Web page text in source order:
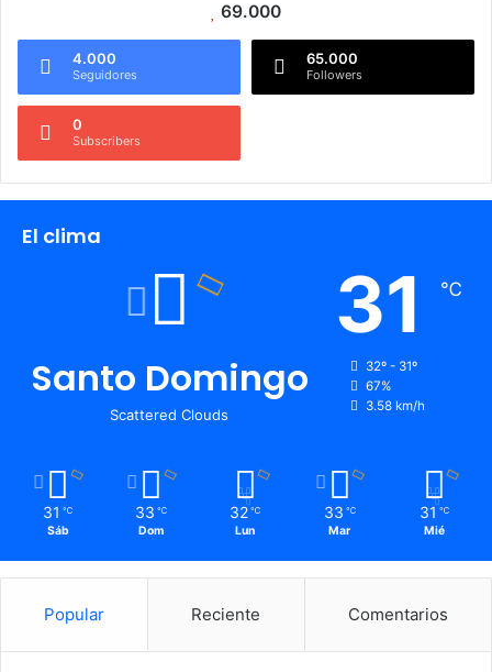
69.000
4.000
Seguidores
65.000
Followers
0
Subscribers
El clima
Santo Domingo
Scattered Clouds
31 ℃
32º - 31º
67%
3.58 km/h
31 ℃
Sáb
33 ℃
Dom
32 ℃
Lun
33 ℃
Mar
31 ℃
Mié
Popular Reciente Comentarios